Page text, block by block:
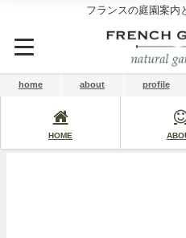
フランスの庭園案内
home about profile
HOME